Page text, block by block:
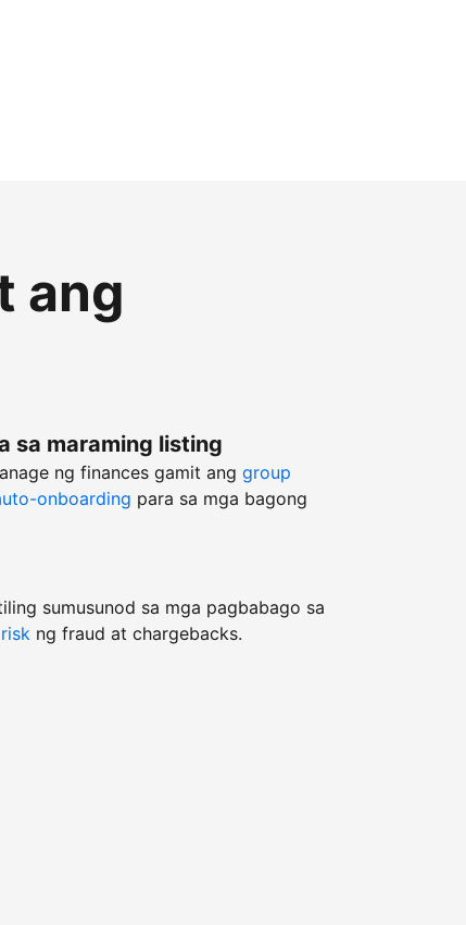
ang
sa maraming listing
ng finances gamit ang group
onboarding para sa mga bagong
sumusunod sa mga pagbabago sa
ng fraud at chargebacks.